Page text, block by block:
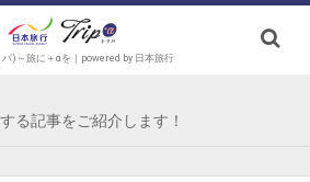
)～旅に＋αを｜powered by 日本旅行
る記事をご紹介します！